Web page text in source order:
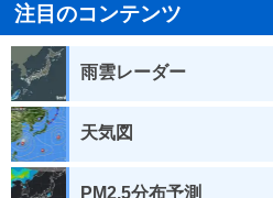
注目のコンテンツ
雨雲レーダー
天気図
PM2.5分布予測